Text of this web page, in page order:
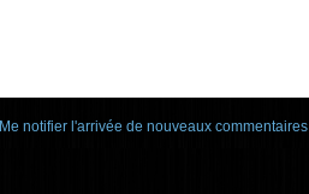
Me notifier l'arrivée de nouveaux commentaires